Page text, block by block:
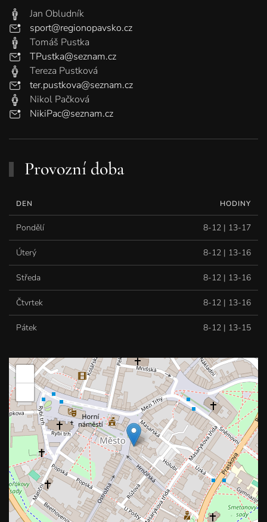
Jan Obludník
sport@regionopavsko.cz
Tomáš Pustka
TPustka@seznam.cz
Tereza Pustková
ter.pustkova@seznam.cz
Nikol Pačková
NikiPac@seznam.cz
Provozní doba
DEN HODINY
Pondělí 8-12 | 13-17
Úterý 8-12 | 13-16
Středa 8-12 | 13-16
Čtvrtek 8-12 | 13-16
Pátek 8-12 | 13-15